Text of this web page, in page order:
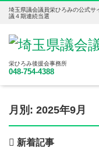
埼玉県議会議員栄ひろみの公式
議４期連続当選
栄ひろみ後援会事務所
048-754-4388
月別: 2025年9月
新着記事